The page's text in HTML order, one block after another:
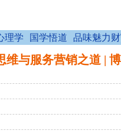
理学 国学悟道 品味魅力
维与服务营销之道 |